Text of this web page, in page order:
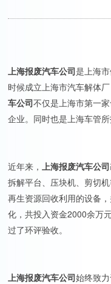
上海报废汽车公司是上海
时候成立上海市汽车解体
车公司不仅是上海市第一
企业。同时也是上海车管
近年来， 上海报废汽车公司
拆解平台、压块机、剪切
再生资源回收利用的设备
化，共投入资金2000余万
过了环评验收。
上海报废汽车公司始终致